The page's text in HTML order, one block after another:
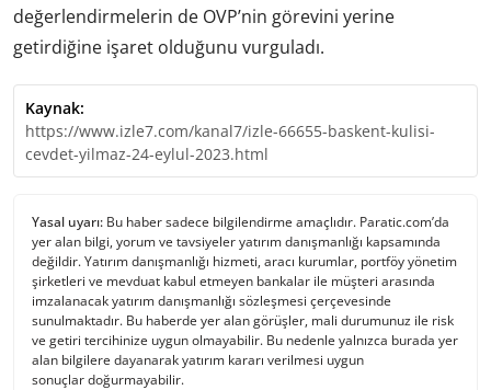
değerlendirmelerin de OVP’nin görevini yerine
getirdiğine işaret olduğunu vurguladı.
Kaynak:
https://www.izle7.com/kanal7/izle-66655-baskent-kulisi-
cevdet-yilmaz-24-eylul-2023.html
Yasal uyarı: Bu haber sadece bilgilendirme amaçlıdır. Paratic.com’da
yer alan bilgi, yorum ve tavsiyeler yatırım danışmanlığı kapsamında
değildir. Yatırım danışmanlığı hizmeti, aracı kurumlar, portföy yönetim
şirketleri ve mevduat kabul etmeyen bankalar ile müşteri arasında
imzalanacak yatırım danışmanlığı sözleşmesi çerçevesinde
sunulmaktadır. Bu haberde yer alan görüşler, mali durumunuz ile risk
ve getiri tercihinize uygun olmayabilir. Bu nedenle yalnızca burada yer
alan bilgilere dayanarak yatırım kararı verilmesi uygun
sonuçlar doğurmayabilir.